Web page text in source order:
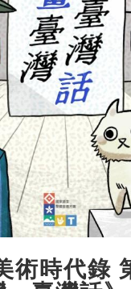
術時代錄